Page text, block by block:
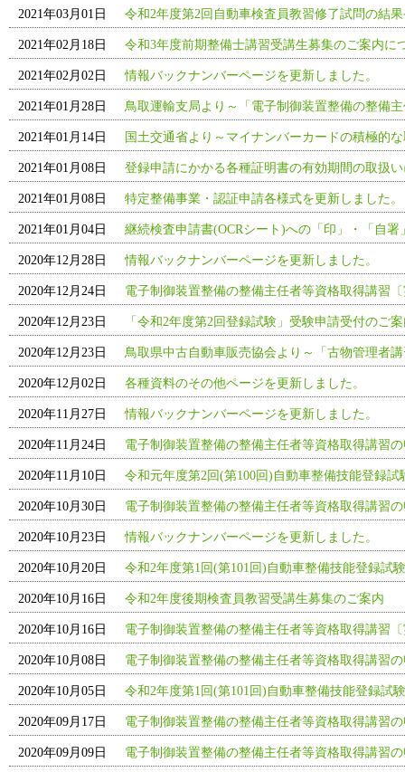
2021年03月01日 令和2年度第2回自動車検査員教習修了試問の結
2021年02月18日 令和3年度前期整備士講習受講生募集のご案内に
2021年02月02日 情報バックナンバーページを更新しました。
2021年01月28日 鳥取運輸支局より～「電子制御装置整備の整備
2021年01月14日 国土交通省より～マイナンバーカードの積極的
2021年01月08日 登録申請にかかる各種証明書の有効期間の取扱
2021年01月08日 特定整備事業・認証申請各様式を更新しました。
2021年01月04日 継続検査申請書(OCRシート)への「印」・「自
2020年12月28日 情報バックナンバーページを更新しました。
2020年12月24日 電子制御装置整備の整備主任者等資格取得講習
2020年12月23日 「令和2年度第2回登録試験」受験申請受付のご
2020年12月23日 鳥取県中古自動車販売協会より～「古物管理者
2020年12月02日 各種資料のその他ページを更新しました。
2020年11月27日 情報バックナンバーページを更新しました。
2020年11月24日 電子制御装置整備の整備主任者等資格取得講習
2020年11月10日 令和元年度第2回(第100回)自動車整備技能登録
2020年10月30日 電子制御装置整備の整備主任者等資格取得講習
2020年10月23日 情報バックナンバーページを更新しました。
2020年10月20日 令和2年度第1回(第101回)自動車整備技能登録試
2020年10月16日 令和2年度後期検査員教習受講生募集のご案内
2020年10月16日 電子制御装置整備の整備主任者等資格取得講習
2020年10月08日 電子制御装置整備の整備主任者等資格取得講習
2020年10月05日 令和2年度第1回(第101回)自動車整備技能登録試
2020年09月17日 電子制御装置整備の整備主任者等資格取得講習
2020年09月09日 電子制御装置整備の整備主任者等資格取得講習